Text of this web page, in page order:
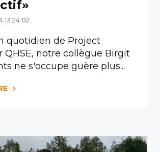
13:24:02
quotidien de Project
QHSE, notre collègue Birgit
ne s'occupe guère plus...